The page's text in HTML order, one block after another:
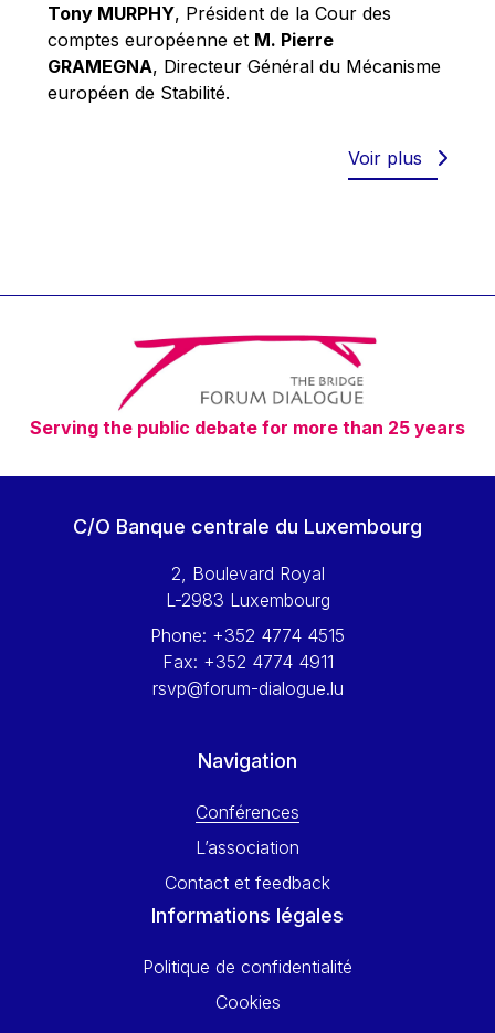
Richard Pelly
Robert Goebbels
Robert REYNDERS
Timothy Radcliffe
Vaclav Klaus
Vassilios Skouris
Vítor Manuel da Silva Caldeira
Viviane Reding
Walter Hagg
Wolfgang Ketterle
Yossi Beillin
Yves FRANCHET
Tony MURPHY, Président de la Cour des
comptes européenne et M. Pierre
GRAMEGNA, Directeur Général du Mécanisme
européen de Stabilité.
Voir plus
Serving the public debate for more than 25 years
C/O Banque centrale du Luxembourg
2, Boulevard Royal
L-2983 Luxembourg
Phone: +352 4774 4515
Fax: +352 4774 4911
rsvp@forum-dialogue.lu
Navigation
Conférences
L’association
Contact et feedback
Informations légales
Politique de confidentialité
Cookies